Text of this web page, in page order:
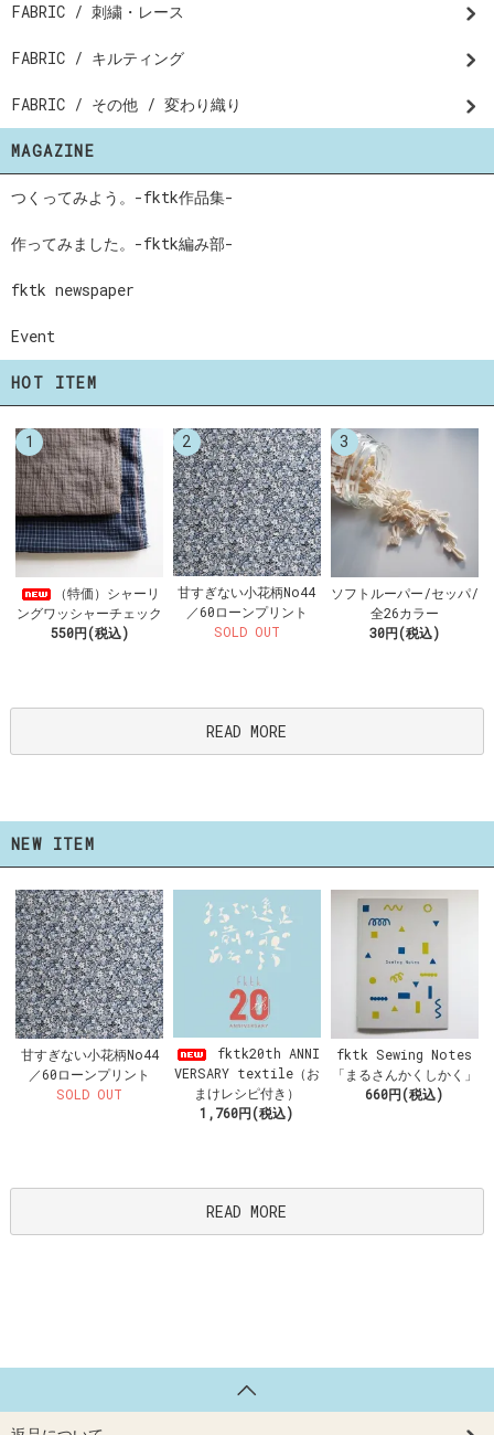
FABRIC / 刺繍・レース
FABRIC / キルティング
FABRIC / その他 / 変わり織り
MAGAZINE
つくってみよう。-fktk作品集-
作ってみました。-fktk編み部-
fktk newspaper
Event
HOT ITEM
1
（特価）シャーリ
ングワッシャーチェック
550円(税込)
2
甘すぎない小花柄No44
／60ローンプリント
SOLD OUT
3
ソフトルーパー/セッパ/
全26カラー
30円(税込)
READ MORE
NEW ITEM
甘すぎない小花柄No44
／60ローンプリント
SOLD OUT
fktk20th ANNI
VERSARY textile（お
まけレシピ付き）
1,760円(税込)
fktk Sewing Notes
「まるさんかくしかく」
660円(税込)
READ MORE